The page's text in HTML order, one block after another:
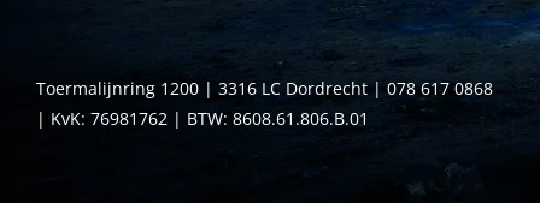
Toermalijnring 1200 | 3316 LC Dordrecht | 078 617 0868
| KvK: 76981762 | BTW: 8608.61.806.B.01